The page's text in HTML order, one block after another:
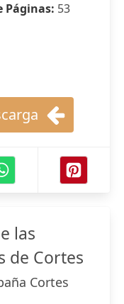
Páginas: 53
las
de Cortes
Cortes